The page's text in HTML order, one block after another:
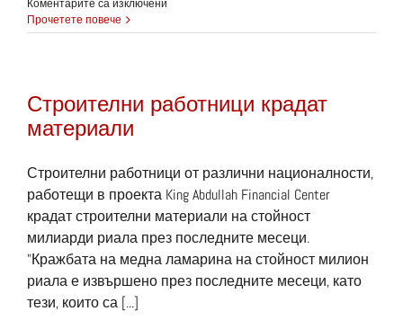
Коментарите са изключени
от
Уокър
Прочетете повече
Строителни работници крадат
материали
Строителни работници от различни националности,
работещи в проекта King Abdullah Financial Center
крадат строителни материали на стойност
милиарди риала през последните месеци.
"Кражбата на медна ламарина на стойност милион
риала е извършено през последните месеци, като
тези, които са [...]